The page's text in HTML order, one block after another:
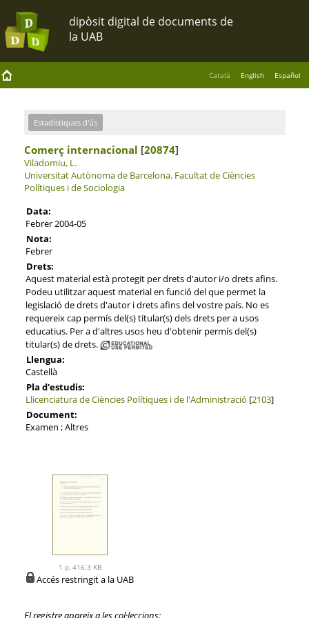
Català English Español
Estadístiques d'ús
Comerç internacional [20874]
Viladomiu, L.
Universitat Autònoma de Barcelona. Facultat de Ciències
Polítiques i de Sociologia
Data:
Febrer 2004-05
Nota:
Febrer
Drets:
Aquest material està protegit per drets d'autor i/o drets afins.
Podeu utilitzar aquest material en funció del que permet la
legislació de drets d'autor i drets afins del vostre país. No es
requereix cap permís del(s) titular(s) dels drets per a usos
educatius. Per a d'altres usos heu d'obtenir permís del(s)
titular(s) de drets.
Llengua:
Castellà
Pla d'estudis:
Llicenciatura de Ciències Polítiques i de l'Administració [2103]
Document:
Examen ; Altres
1 p, 416.3 KB
Accés restringit a la UAB
El registre apareix a les col·leccions: